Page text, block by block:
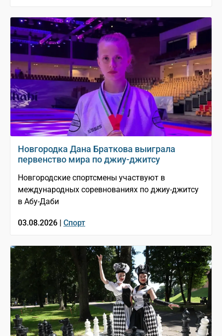
Новгородка Дана Браткова выиграла
первенство мира по джиу-джитсу
Новгородские спортсмены участвуют в
международных соревнованиях по джиу-джитсу
в Абу-Даби
03.08.2026 | Спорт